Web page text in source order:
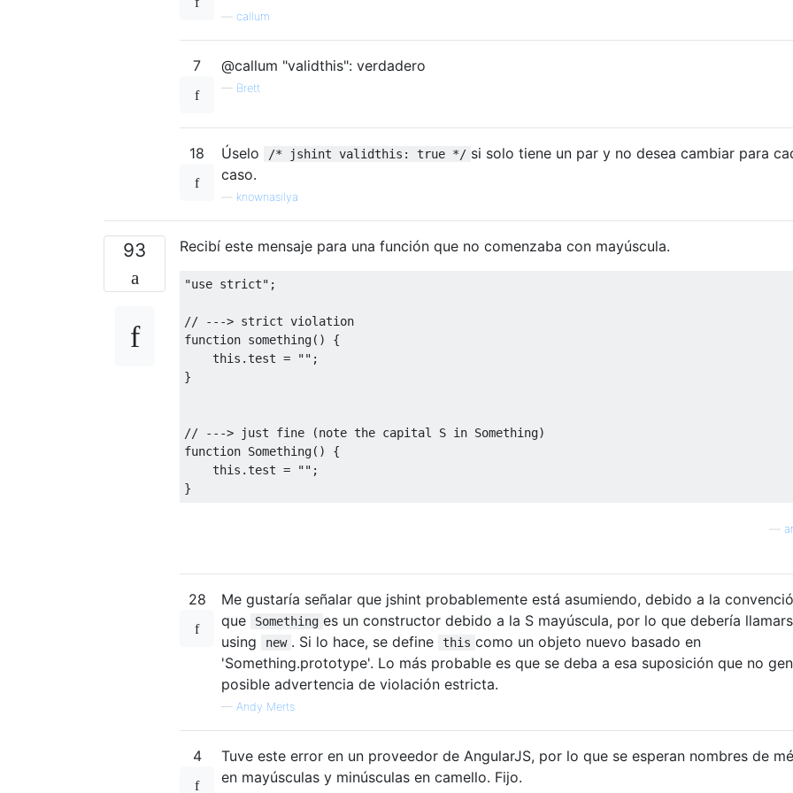
callum
7 @callum "validthis": verdadero
— Brett
18 Úselo /* jshint validthis: true */ si solo tiene un par y no desea cambiar para
caso.
knownasilya
93 Recibí este mensaje para una función que no comenzaba con mayúscula.
"use strict" ;
// ---> strict violation
function something()
{
this .test = "" ;
}
// ---> just fine (note the capital S in Something)
function Something()
{
this .test = "" ;
}
28
Me gustaría señalar que jshint probablemente está asumiendo, debido a la
que
Something es un constructor debido a la S mayúscula, por lo que debería
using
new . Si lo hace, se define this como un objeto nuevo basado en
'Something.prototype'. Lo más probable es que se deba a esa suposición que no
posible advertencia de violación estricta.
— Andy Merts
4
Tuve este error en un proveedor de AngularJS, por lo que se esperan nombres de
en mayúsculas y minúsculas en camello. Fijo.